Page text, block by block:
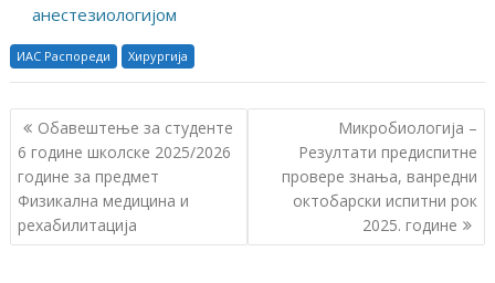
анестезиологијом
ИАС Распореди Хирургија
К
р
е
т
а
Обавештење за студенте
6 године школске 2025/2026
године за предмет
Физикална медицина и
рехабилитација
Микробиологија –
Резултати предиспитне
провере знања, ванредни
октобарски испитни рок
2025. године